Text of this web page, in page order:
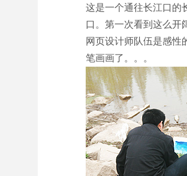
这是一个通往长江口的
口。第一次看到这么开
网页设计师队伍是感性
笔画画了。。。